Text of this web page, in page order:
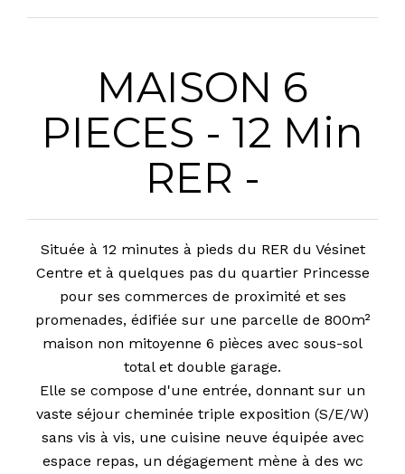
MAISON 6
PIECES - 12 Min
RER -
Située à 12 minutes à pieds du RER du Vésinet
Centre et à quelques pas du quartier Princesse
pour ses commerces de proximité et ses
promenades, édifiée sur une parcelle de 800m²
maison non mitoyenne 6 pièces avec sous-sol
total et double garage.
Elle se compose d'une entrée, donnant sur un
vaste séjour cheminée triple exposition (S/E/W)
sans vis à vis, une cuisine neuve équipée avec
espace repas, un dégagement mène à des wc